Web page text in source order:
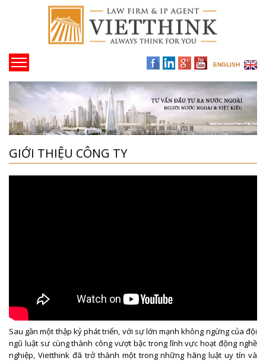
ENGLISH
GIỚI THIỆU CÔNG TY
Sau gần một thập kỷ phát triển, với sự lớn mạnh không ngừng của đội
ngũ luật sư cùng thành công vượt bậc trong lĩnh vực hoạt động nghề
nghiệp, Vietthink đã trở thành một trong những hãng luật uy tín và